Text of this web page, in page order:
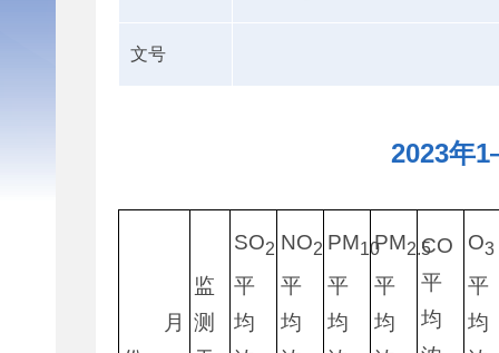
文号
2023年
月
监
测
SO2
平
均
NO2
平
均
PM10
平
均
PM2.5
平
均
CO
平
均
O3
平
均